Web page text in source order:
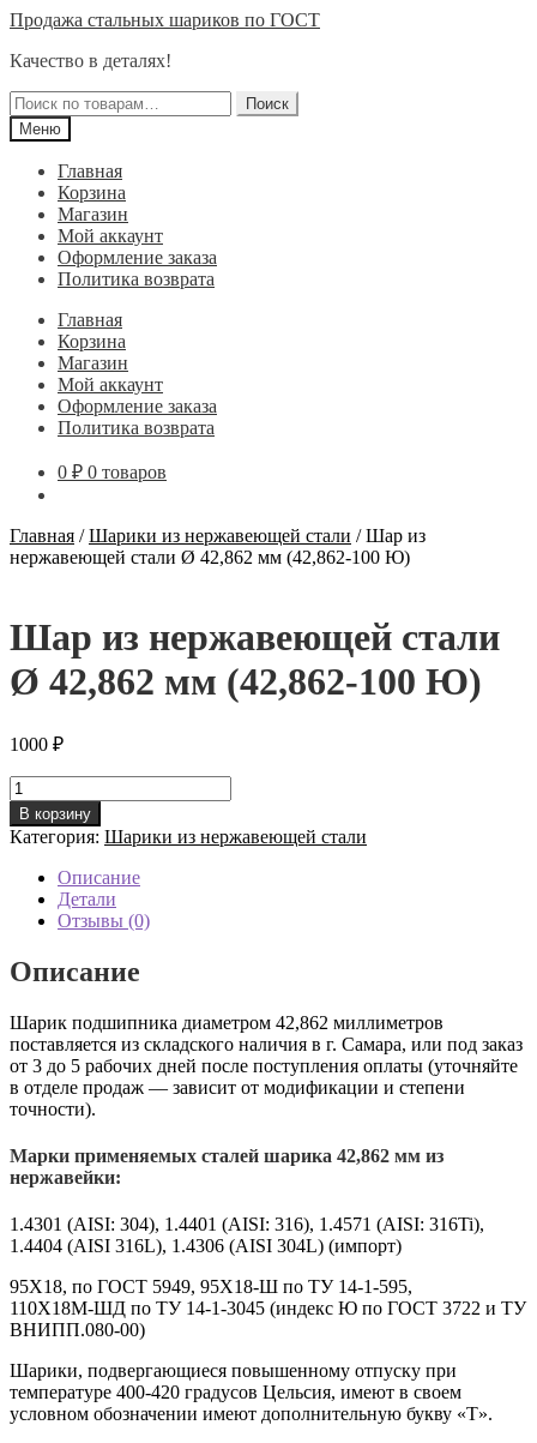
Перейти
навигации
Перейти
содержимому
Продажа стальных шариков по ГОСТ
Качество в деталях!
Искать:
Поиск
Меню
Главная
Корзина
Магазин
Мой аккаунт
Оформление заказа
Политика возврата
Главная
Корзина
Магазин
Мой аккаунт
Оформление заказа
Политика возврата
0 ₽ 0 товаров
Главная /Шарики из нержавеющей стали /Шар из
нержавеющей стали Ø 42,862 мм (42,862-100 Ю)
Шар из нержавеющей стали
Ø 42,862 мм (42,862-100 Ю)
1000 ₽
Количество
товара
Шар
из
нержавеющей
стали
42,862
мм
(42,862-
Ю)
В корзину
Категория: Шарики из нержавеющей стали
Описание
Детали
Отзывы (0)
Описание
Шарик подшипника диаметром 42,862 миллиметров
поставляется из складского наличия в г. Самара, или под заказ
от 3 до 5 рабочих дней после поступления оплаты (уточняйте
в отделе продаж — зависит от модификации и степени
точности).
Марки применяемых сталей шарика 42,862 мм из
нержавейки:
1.4301 (AISI: 304), 1.4401 (AISI: 316), 1.4571 (AISI: 316Ti),
1.4404 (AISI 316L), 1.4306 (AISI 304L) (импорт)
95X18, по ГОСТ 5949, 95X18-Ш по ТУ 14-1-595,
110Х18М-ШД по ТУ 14-1-3045 (индекс Ю по ГОСТ 3722 и ТУ
ВНИПП.080-00)
Шарики, подвергающиеся повышенному отпуску при
температуре 400-420 градусов Цельсия, имеют в своем
условном обозначении имеют дополнительную букву «Т».